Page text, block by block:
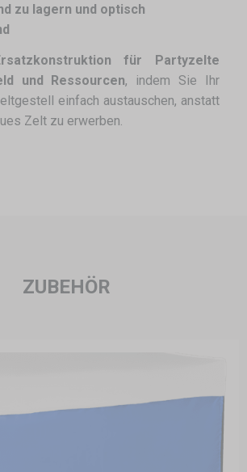
zu lagern und optisch
für Partyzelte
und Ressourcen, indem Sie Ihr
einfach austauschen, anstatt
Zelt zu erwerben.
ZUBEHÖR